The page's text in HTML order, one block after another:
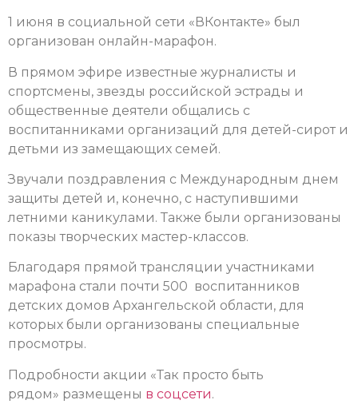
1 июня в социальной сети «ВКонтакте» был
организован онлайн-марафон.
В прямом эфире известные журналисты и
спортсмены, звезды российской эстрады и
общественные деятели общались с
воспитанниками организаций для детей-сирот и
детьми из замещающих семей.
Звучали поздравления с Международным днем
защиты детей и, конечно, с наступившими
летними каникулами. Также были организованы
показы творческих мастер-классов.
Благодаря прямой трансляции участниками
марафона стали почти 500 воспитанников
детских домов Архангельской области, для
которых были организованы специальные
просмотры.
Подробности акции «Так просто быть
рядом» размещены в соцсети.